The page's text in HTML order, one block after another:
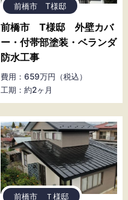
前橋市 T様邸
前橋市 T様邸 外壁カバ
ー・付帯部塗装・ベランダ
防水工事
費用：659万円（税込）
工期：約2ヶ月
前橋市 Ｔ様邸